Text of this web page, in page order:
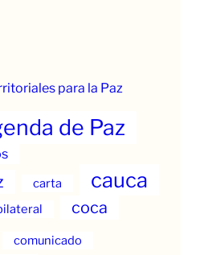
para la Paz
de Paz
carta cauca
coca
comunicado